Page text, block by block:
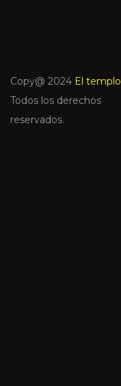
Copy@ 2024 El templo
Todos los derechos
reservados.